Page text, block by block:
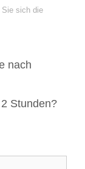
Sie sich die
nach
Stunden?